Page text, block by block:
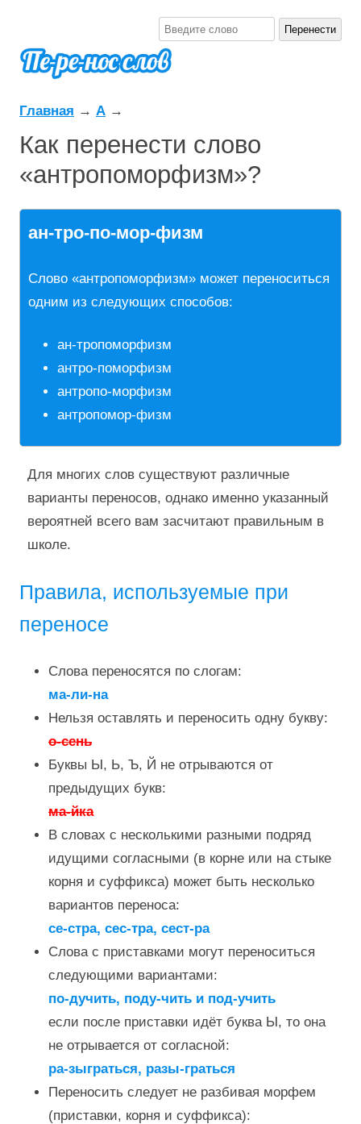
Главная → А →
Как перенести слово
«антропоморфизм»?
ан-тро-по-мор-физм
Слово «антропоморфизм» может переноситься
одним из следующих способов:
ан-тропоморфизм
антро-поморфизм
антропо-морфизм
антропомор-физм
Для многих слов существуют различные
варианты переносов, однако именно указанный
вероятней всего вам засчитают правильным в
школе.
Правила, используемые при
переносе
Слова переносятся по слогам:
ма-ли-на
Нельзя оставлять и переносить одну букву:
о-сень
Буквы Ы, Ь, Ъ, Й не отрываются от
предыдущих букв:
ма-йка
В словах с несколькими разными подряд
идущими согласными (в корне или на стыке
корня и суффикса) может быть несколько
вариантов переноса:
се-стра, сес-тра, сест-ра
Слова с приставками могут переноситься
следующими вариантами:
по-дучить, поду-чить и под-учить
если после приставки идёт буква Ы, то она
не отрывается от согласной:
ра-зыграться, разы-граться
Переносить следует не разбивая морфем
(приставки, корня и суффикса):